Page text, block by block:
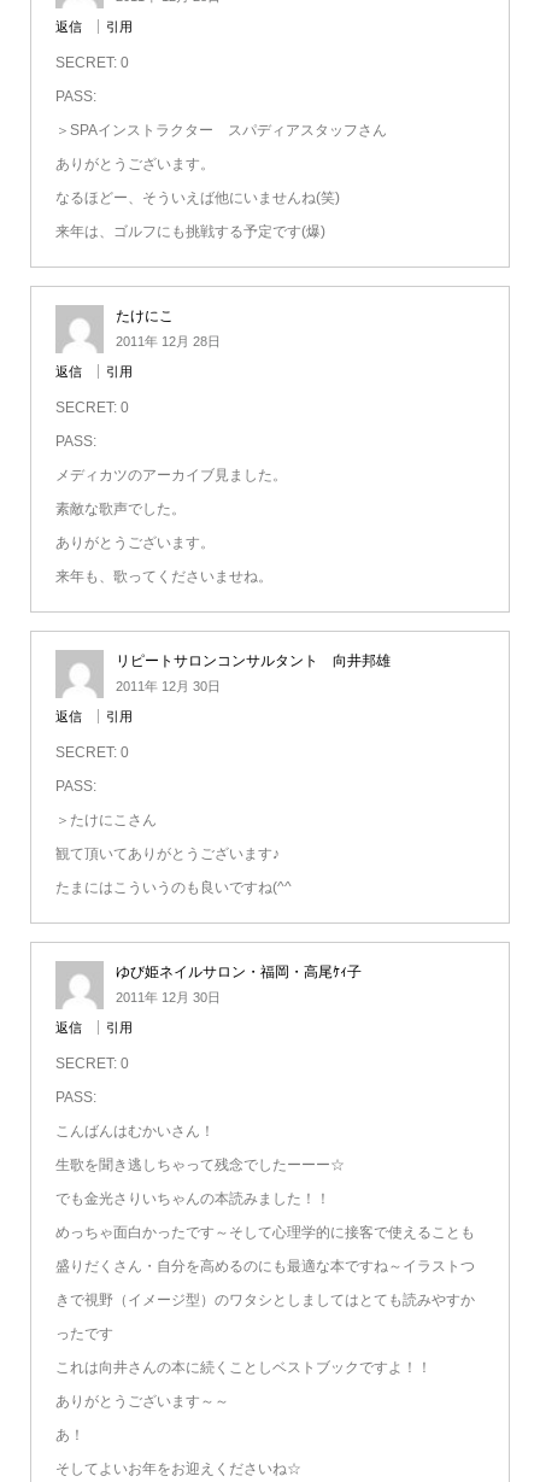
返信 引用
SECRET: 0
PASS:
＞SPAインストラクター スパディアスタッフさん
ありがとうございます。
なるほどー、そういえば他にいませんね(笑)
来年は、ゴルフにも挑戦する予定です(爆)
たけにこ
2011年 12月 28日
返信 引用
SECRET: 0
PASS:
メディカツのアーカイブ見ました。
素敵な歌声でした。
ありがとうございます。
来年も、歌ってくださいませね。
リピートサロンコンサルタント 向井邦雄
2011年 12月 30日
返信 引用
SECRET: 0
PASS:
＞たけにこさん
観て頂いてありがとうございます♪
たまにはこういうのも良いですね(^^ゞ
ゆび姫ネイルサロン・福岡・高尾ｹｨ子
2011年 12月 30日
返信 引用
SECRET: 0
PASS:
こんばんはむかいさん！
生歌を聞き逃しちゃって残念でしたーーー☆
でも金光さりいちゃんの本読みました！！
めっちゃ面白かったです～そして心理学的に接客で使えることも
盛りだくさん・自分を高めるのにも最適な本ですね～イラストつ
きで視野（イメージ型）のワタシとしましてはとても読みやすか
ったです
これは向井さんの本に続くことしベストブックですよ！！
ありがとうございます～～
あ！
そしてよいお年をお迎えくださいね☆